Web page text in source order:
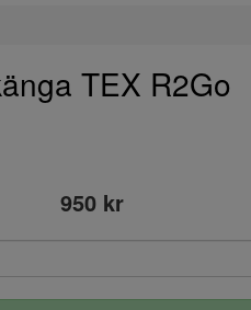
TEX R2Go
950 kr